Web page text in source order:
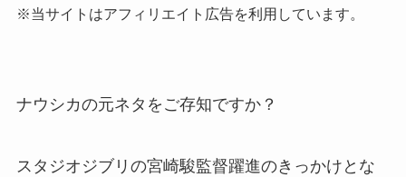
※当サイトはアフィリエイト広告を利用しています。
ナウシカの元ネタをご存知ですか？
スタジオジブリの宮崎駿監督躍進のきっかけとな